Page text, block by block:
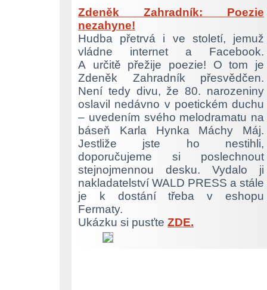
Zdeněk Zahradník: Poezie
nezahyne!
Hudba přetrvá i ve století, jemuž
vládne internet a Facebook.
A určitě přežije poezie! O tom je
Zdeněk Zahradník přesvědčen.
Není tedy divu, že 80. narozeniny
oslavil nedávno v poetickém duchu
– uvedením svého melodramatu na
báseň Karla Hynka Máchy Máj.
Jestliže jste ho nestihli,
doporučujeme si poslechnout
stejnojmennou desku. Vydalo ji
nakladatelství WALD PRESS a stále
je k dostání třeba v eshopu
Fermaty.
Ukázku si pusťte ZDE.